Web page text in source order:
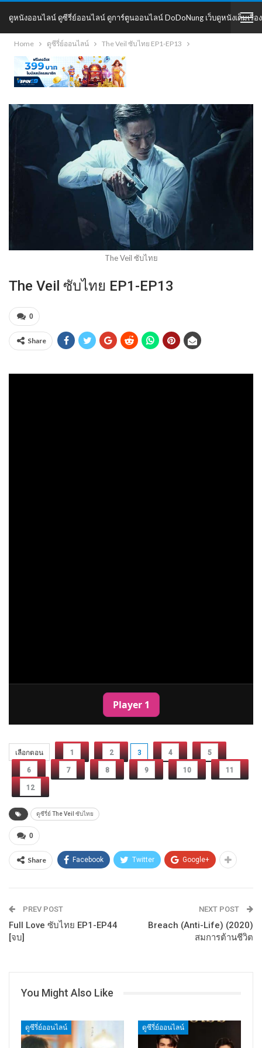
ดูหนังออนไลน์ ดูซีรี่ย์ออนไลน์ ดูการ์ตูนออนไลน์ DoDoNung เว็บดูหนังเต็มเรื่อง
DoDoNung
Home ดูซีรี่ย์ออนไลน์ The Veil ซับไทย EP1-EP13
The Veil ซับไทย
The Veil ซับไทย EP1-EP13
0
Share
เลือกตอน 1 2 3 4 5
6 7 8 9 10 11
12
ดูซีรี่ย์ The Veil ซับไทย
0
Share Facebook Twitter Google+
PREV POST
Full Love ซับไทย EP1-EP44
[จบ]
NEXT POST
Breach (Anti-Life) (2020)
สมการต้านชีวิต
You Might Also Like
ดูซีรี่ย์ออนไลน์ ดูซีรี่ย์ออนไลน์